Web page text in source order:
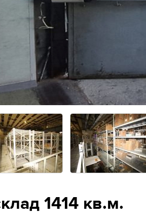
В месяц
2 271 945 Руб.
По
+7
1414 кв.м.